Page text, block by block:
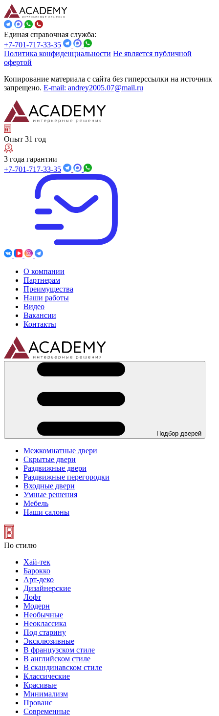
Единая справочная служба:
+7-701-717-33-35
Политика конфиденциальности Не является публичной
офертой
Копирование материала с сайта без гиперссылки на источник
запрещено. E-mail: andrey2005.07@mail.ru
Опыт 31 год
3 года гарантии
+7-701-717-33-35
О компании
Партнерам
Преимущества
Наши работы
Видео
Вакансии
Контакты
Подбор дверей
Межкомнатные двери
Скрытые двери
Раздвижные двери
Раздвижные перегородки
Входные двери
Умные решения
Мебель
Наши салоны
По стилю
Хай-тек
Барокко
Арт-деко
Дизайнерские
Лофт
Модерн
Необычные
Неоклассика
Под старину
Эксклюзивные
В французском стиле
В английском стиле
В скандинавском стиле
Классические
Красивые
Минимализм
Прованс
Современные